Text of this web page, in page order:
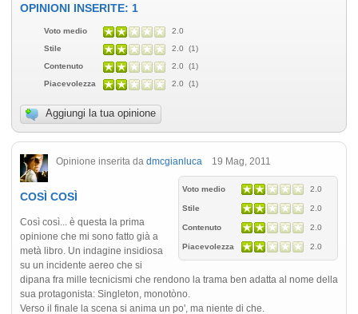
OPINIONI INSERITE: 1
Voto medio
2.0
Stile
2.0 (1)
Contenuto
2.0 (1)
Piacevolezza
2.0 (1)
Aggiungi la tua opinione
Opinione inserita da dmcgianluca 19 Mag, 2011
Voto medio 2.0
Stile 2.0
Contenuto 2.0
Piacevolezza 2.0
COSÌ COSÌ
Così così... è questa la prima
opinione che mi sono fatto già a
metà libro. Un indagine insidiosa
su un incidente aereo che si
dipana fra mille tecnicismi che rendono la trama ben adatta al nome della
sua protagonista: Singleton, monotòno.
Verso il finale la scena si anima un po', ma niente di che.